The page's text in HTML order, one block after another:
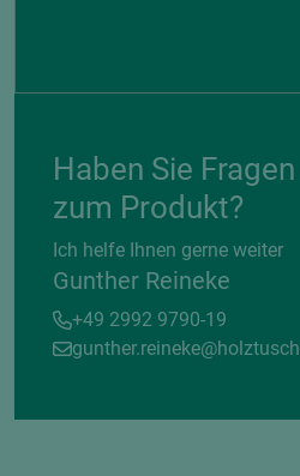
Haben Sie Fragen
zum Produkt?
Ich helfe Ihnen gerne weiter
Gunther Reineke
+49 2992 9790-19